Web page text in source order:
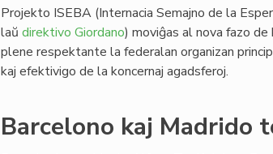
Projekto ISEBA (Internacia Semajno de la
laŭ direktivo Giordano) moviĝas al nova fazo
plene respektante la federalan organizan
kaj efektivigo de la koncernaj agadsferoj.
Barcelono kaj Madrido